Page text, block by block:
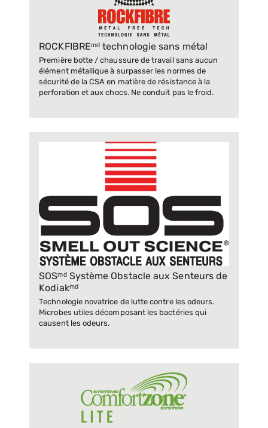
ROCKFIBREᵐᵈ technologie sans métal
Première botte / chaussure de travail sans aucun
élément métallique à surpasser les normes de
sécurité de la CSA en matière de résistance à la
perforation et aux chocs. Ne conduit pas le froid.
SOSᵐᵈ Système Obstacle aux Senteurs de
Kodiakᵐᵈ
Technologie novatrice de lutte contre les odeurs.
Microbes utiles décomposant les bactéries qui
causent les odeurs.